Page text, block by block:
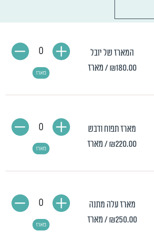
המארז של יובל
₪180.00 / מארז מארז
0
מארז תפוח ודבש
₪220.00/ מארז מארז
0
מארז עלה מתנה
₪250.00 / מארז מארז
0